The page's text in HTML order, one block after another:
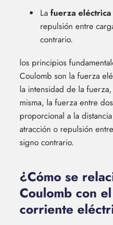
La fuerza eléctrica
repulsión entre
contrario.
los principios
Coulomb son la fuerza
la intensidad de la
misma, la fuerza entre
proporcional a la
atracción o repulsión
signo contrario.
¿Cómo se
Coulomb con
corriente